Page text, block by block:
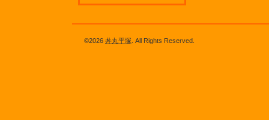
©2026 丼丸平塚 . All Rights Reserved.